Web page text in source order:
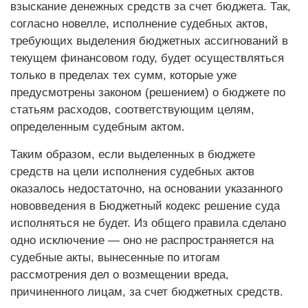
взыскание денежных средств за счет бюджета. Так,
согласно новелле, исполнение судебных актов,
требующих выделения бюджетных ассигнований в
текущем финансовом году, будет осуществляться
только в пределах тех сумм, которые уже
предусмотрены законом (решением) о бюджете по
статьям расходов, соответствующим целям,
определенным судебным актом.
Таким образом, если выделенных в бюджете
средств на цели исполнения судебных актов
оказалось недостаточно, на основании указанного
нововведения в Бюджетный кодекс решение суда
исполняться не будет. Из общего правила сделано
одно исключение — оно не распространяется на
судебные акты, вынесенные по итогам
рассмотрения дел о возмещении вреда,
причиненного лицам, за счет бюджетных средств.